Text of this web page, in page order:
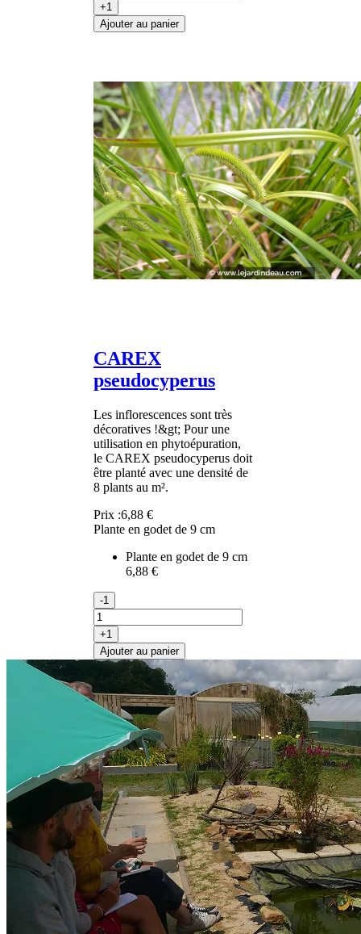
+1
Ajouter au panier
CAREX
pseudocyperus
Les inflorescences sont très
décoratives !&gt; Pour une
utilisation en phytoépuration,
le CAREX pseudocyperus doit
être planté avec une densité de
8 plants au m².
Prix :6,88 €
Plante en godet de 9 cm
Plante en godet de 9 cm
6,88 €
-1
+1
Ajouter au panier